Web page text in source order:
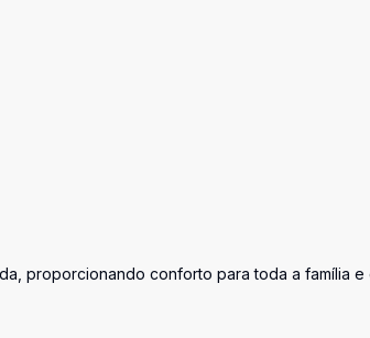
proporcionando conforto para toda a família